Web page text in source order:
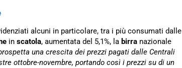
alcuni in particolare, tra i più consumati dalle
in scatola, aumentata del 5,1%, la birra nazionale
una crescita dei prezzi pagati dalle Centrali
ottobre-novembre, portando così i prezzi su di un